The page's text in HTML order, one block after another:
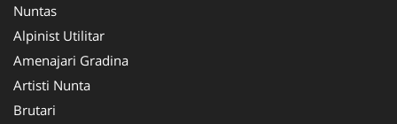
Nuntas
Alpinist Utilitar
Amenajari Gradina
Artisti Nunta
Brutari